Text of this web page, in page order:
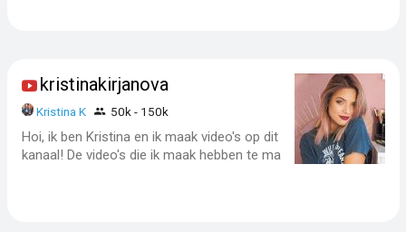
kristinakirjanova
Kristina K 50k - 150k
Hoi, ik ben Kristina en ik maak video's op dit
kanaal! De video's die ik maak hebben te ma